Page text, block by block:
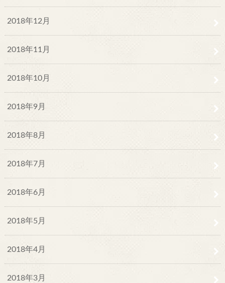
2018年12月
2018年11月
2018年10月
2018年9月
2018年8月
2018年7月
2018年6月
2018年5月
2018年4月
2018年3月